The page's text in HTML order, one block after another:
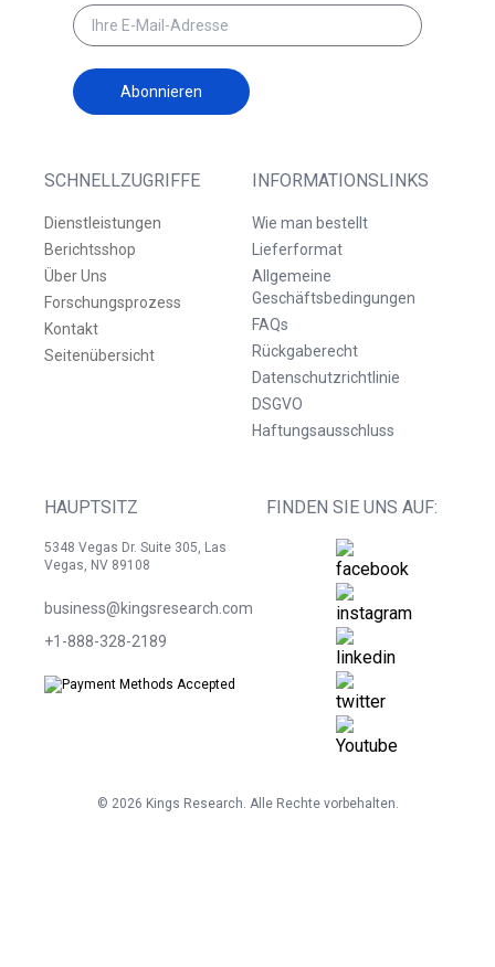
SCHNELLZUGRIFFE
Dienstleistungen
Berichtsshop
Über Uns
Forschungsprozess
Kontakt
Seitenübersicht
INFORMATIONSLINKS
Wie man bestellt
Lieferformat
Allgemeine
Geschäftsbedingungen
FAQs
Rückgaberecht
Datenschutzrichtlinie
DSGVO
Haftungsausschluss
HAUPTSITZ
5348 Vegas Dr. Suite 305, Las
Vegas, NV 89108
business@kingsresearch.com
+1-888-328-2189
FINDEN SIE UNS AUF:
Abonnieren
© 2026 Kings Research. Alle Rechte vorbehalten.